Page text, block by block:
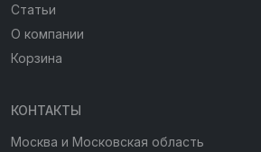
Статьи
О компании
Корзина
КОНТАКТЫ
Москва и Московская область